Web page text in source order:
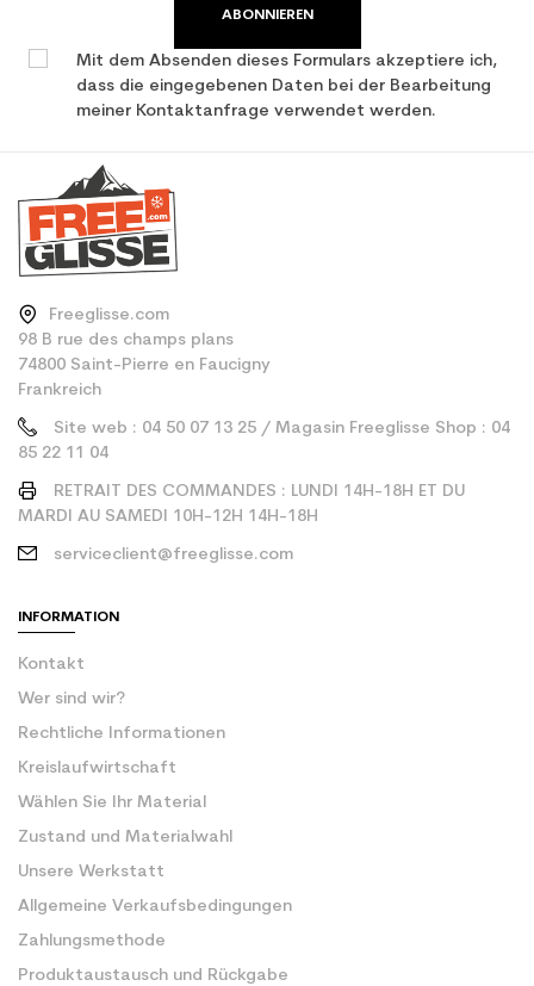
ABONNIEREN
Mit dem Absenden dieses Formulars akzeptiere ich,
dass die eingegebenen Daten bei der Bearbeitung
meiner Kontaktanfrage verwendet werden.
Freeglisse.com
98 B rue des champs plans
74800 Saint-Pierre en Faucigny
Frankreich
Site web : 04 50 07 13 25 / Magasin Freeglisse Shop : 04
85 22 11 04
RETRAIT DES COMMANDES : LUNDI 14H-18H ET DU
MARDI AU SAMEDI 10H-12H 14H-18H
serviceclient@freeglisse.com
INFORMATION
Kontakt
Wer sind wir?
Rechtliche Informationen
Kreislaufwirtschaft
Wählen Sie Ihr Material
Zustand und Materialwahl
Unsere Werkstatt
Allgemeine Verkaufsbedingungen
Zahlungsmethode
Produktaustausch und Rückgabe